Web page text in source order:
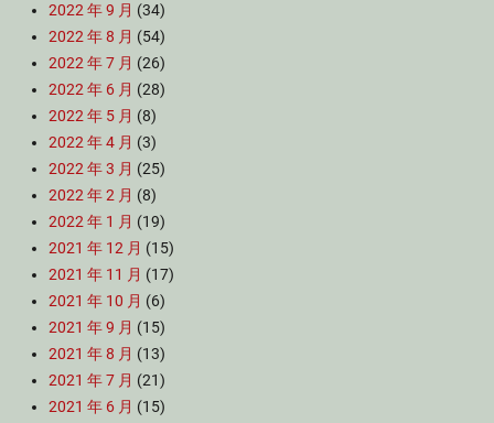
2022 年 9 月 (34)
2022 年 8 月 (54)
2022 年 7 月 (26)
2022 年 6 月 (28)
2022 年 5 月 (8)
2022 年 4 月 (3)
2022 年 3 月 (25)
2022 年 2 月 (8)
2022 年 1 月 (19)
2021 年 12 月 (15)
2021 年 11 月 (17)
2021 年 10 月 (6)
2021 年 9 月 (15)
2021 年 8 月 (13)
2021 年 7 月 (21)
2021 年 6 月 (15)